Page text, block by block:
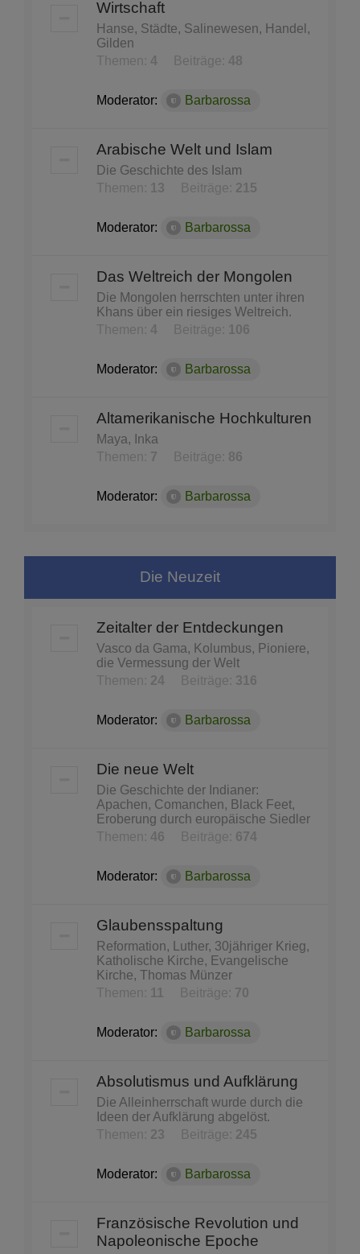
Wirtschaft
Hanse, Städte, Salinewesen, Handel,
Gilden
Themen: 4 Beiträge: 48
Moderator: Barbarossa
Arabische Welt und Islam
Die Geschichte des Islam
Themen:
13 Beiträge: 215
Moderator: Barbarossa
Das Weltreich der Mongolen
Die Mongolen herrschten unter ihren
Khans über ein riesiges Weltreich.
Themen: 4 Beiträge: 106
Moderator: Barbarossa
Altamerikanische Hochkulturen
Maya, Inka
Themen: 7 Beiträge: 86
Moderator: Barbarossa
Die Neuzeit
Zeitalter der Entdeckungen
Vasco da Gama, Kolumbus, Pioniere,
die Vermessung der Welt
Themen: 24 Beiträge: 316
Moderator: Barbarossa
Die neue Welt
Die Geschichte der Indianer:
Apachen, Comanchen, Black Feet,
Eroberung durch europäische Siedler
Themen: 46 Beiträge: 674
Moderator: Barbarossa
Glaubensspaltung
Reformation, Luther, 30jähriger Krieg,
Katholische Kirche, Evangelische
Kirche, Thomas Münzer
Themen:
Beiträge: 70
Moderator: Barbarossa
Absolutismus und Aufklärung
Die Alleinherrschaft wurde durch die
Ideen der Aufklärung abgelöst.
Themen: 23 Beiträge: 245
Moderator: Barbarossa
Französische Revolution und
Napoleonische Epoche